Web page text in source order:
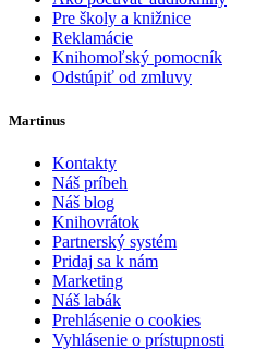
Pre školy a knižnice
Reklamácie
Knihomoľský pomocník
Odstúpiť od zmluvy
Martinus
Kontakty
Náš príbeh
Náš blog
Knihovrátok
Partnerský systém
Pridaj sa k nám
Marketing
Náš labák
Prehlásenie o cookies
Vyhlásenie o prístupnosti